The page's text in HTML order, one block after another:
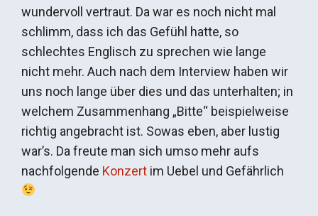
wundervoll vertraut. Da war es noch nicht mal
schlimm, dass ich das Gefühl hatte, so
schlechtes Englisch zu sprechen wie lange
nicht mehr. Auch nach dem Interview haben wir
uns noch lange über dies und das unterhalten; in
welchem Zusammenhang „Bitte“ beispielweise
richtig angebracht ist. Sowas eben, aber lustig
war’s. Da freute man sich umso mehr aufs
nachfolgende Konzert im Uebel und Gefährlich